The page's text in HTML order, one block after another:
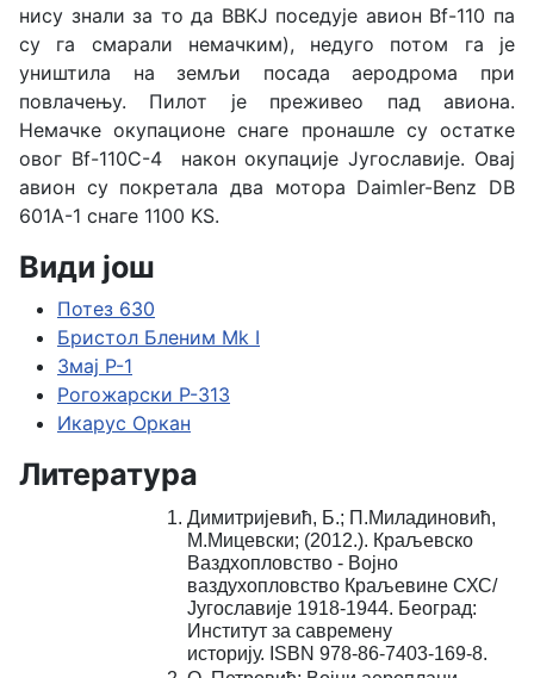
нису знали за то да ВВКЈ поседује авион Bf-110 па
су га смарали немачким), недуго потом га је
уништила на земљи посада аеродрома при
повлачењу. Пилот је преживео пад авиона.
Немачке окупационе снаге пронашле су остатке
овог Bf-110C-4 након окупације Југославије. Овај
авион су покретала два мотора Daimler-Benz DB
601A-1 снаге 1100 KS.
Види још
Потез 630
Бристол Бленим Mk I
Змај Р-1
Рогожарски Р-313
Икарус Оркан
Литература
Димитријевић, Б.; П.Миладиновић,
М.Мицевски; (2012.). Краљевско
Ваздхопловство - Војно
ваздухопловство Краљевине СХС/
Југославије 1918-1944. Београд:
Институт за савремену
историју. ISBN 978-86-7403-169-8.